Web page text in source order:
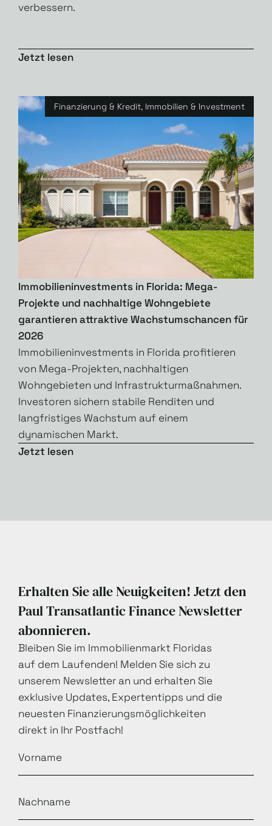
verbessern.
Jetzt lesen
Finanzierung & Kredit, Immobilien & Investment
Immobilieninvestments in Florida: Mega-
Projekte und nachhaltige Wohngebiete
garantieren attraktive Wachstumschancen für
2026
Immobilieninvestments in Florida profitieren
von Mega-Projekten, nachhaltigen
Wohngebieten und Infrastrukturmaßnahmen.
Investoren sichern stabile Renditen und
langfristiges Wachstum auf einem
dynamischen Markt.
Jetzt lesen
Erhalten Sie alle Neuigkeiten! Jetzt den
Paul Transatlantic Finance Newsletter
abonnieren.
Bleiben Sie im Immobilienmarkt Floridas
auf dem Laufenden! Melden Sie sich zu
unserem Newsletter an und erhalten Sie
exklusive Updates, Expertentipps und die
neuesten Finanzierungsmöglichkeiten
direkt in Ihr Postfach!